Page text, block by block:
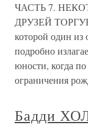
ЧАСТЬ 7.
ДРУЗЕЙ
которой один
подробно
юности, когда
ограничения
Бадди